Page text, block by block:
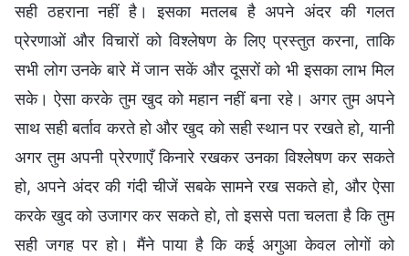
सही ठहराना नहीं है। इसका मतलब है अपने अंदर की गलत
प्रेरणाओं और विचारों को विश्लेषण के लिए प्रस्तुत करना, ताकि
सभी लोग उनके बारे में जान सकें और दूसरों को भी इसका लाभ मिल
सके। ऐसा करके तुम खुद को महान नहीं बना रहे। अगर तुम अपने
साथ सही बर्ताव करते हो और खुद को सही स्थान पर रखते हो, यानी
अगर तुम अपनी प्रेरणाएँ किनारे रखकर उनका विश्लेषण कर सकते
हो, अपने अंदर की गंदी चीजें सबके सामने रख सकते हो, और ऐसा
करके खुद को उजागर कर सकते हो, तो इससे पता चलता है कि तुम
सही जगह पर हो। मैंने पाया है कि कई अगुआ केवल लोगों को